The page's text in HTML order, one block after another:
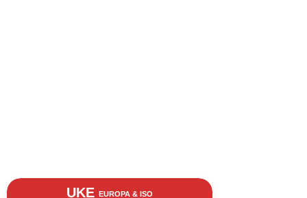
UKE EUROPA & ISO